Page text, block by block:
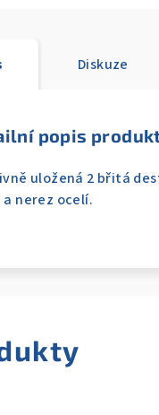
Diskuze
popis
uložená 2 břitá
a nerez ocelí.